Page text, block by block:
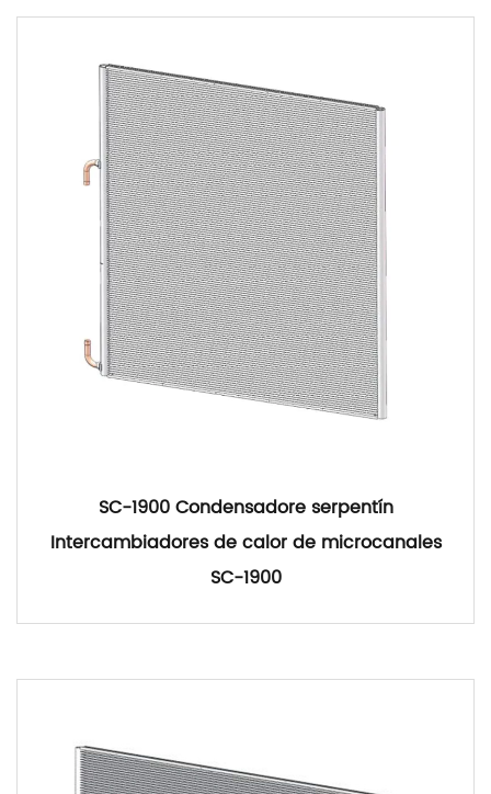
SC-1900 Condensadore serpentín
Intercambiadores de calor de microcanales
SC-1900